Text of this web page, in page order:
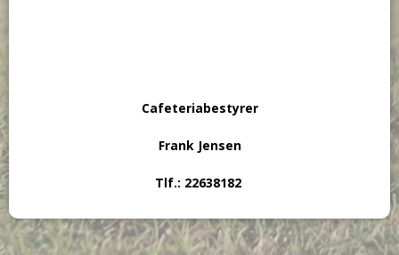
Cafeteriabestyrer
Frank Jensen
Tlf.: 22638182